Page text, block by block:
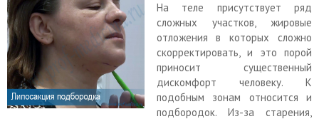
На теле присутствует ряд
сложных участков, жировые
отложения в которых сложно
скорректировать, и это порой
приносит существенный
дискомфорт человеку. К
подобным зонам относится и
подбородок. Из-за старения,